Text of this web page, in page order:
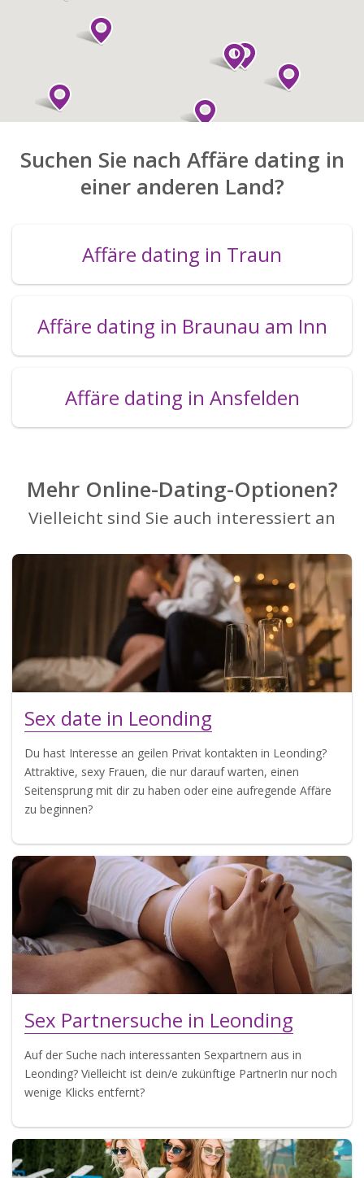
Suchen Sie nach Affäre dating in
einer anderen Land?
Affäre dating in Traun
Affäre dating in Braunau am Inn
Affäre dating in Ansfelden
Mehr Online-Dating-Optionen?
Vielleicht sind Sie auch interessiert an
Sex date in Leonding
Du hast Interesse an geilen Privat kontakten in Leonding?
Attraktive, sexy Frauen, die nur darauf warten, einen
Seitensprung mit dir zu haben oder eine aufregende Affäre
zu beginnen?
Sex Partnersuche in Leonding
Auf der Suche nach interessanten Sexpartnern aus in
Leonding? Vielleicht ist dein/e zukünftige PartnerIn nur noch
wenige Klicks entfernt?